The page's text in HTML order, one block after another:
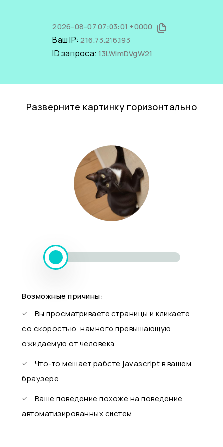
2026-08-07 07:03:01 +0000
Ваш IP:216.73.216.193
ID запроса:13LWimDVgW21
Разверните картинку горизонтально
Возможные причины:
Вы просматриваете страницы и кликаете
со скоростью, намного превышающую
ожидаемую от человека
Что-то мешает работе javascript в вашем
браузере
Ваше поведение похоже на поведение
автоматизированных систем